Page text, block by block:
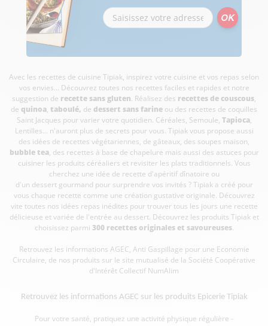
Avec les recettes de cuisine Tipiak, inspirez votre cuisine et vos repas selon
vos envies... Découvrez toutes nos recettes faciles et rapides et notre
suggestion de recette sans gluten. Réalisez des recettes de couscous,
de quinoa, taboulé, de dessert sans farine ou des recettes de coquilles
Saint Jacques pour varier votre quotidien. Céréales, Semoule, Tapioca,
Lentilles... n'auront plus de secrets pour vous. Tipiak vous propose aussi
des idées de recettes végétariennes, de gâteaux, des soupes maison,
bubble tea, des recettes à base de chapelure mais aussi des astuces pour
cuisiner les produits céréaliers et revisiter les plats traditionnels. Vous
cherchez une idée de recette d'apéritif dînatoire ou
d'un dessert gourmand pour surprendre vos invités ? Tipiak a créé pour
vous chaque recette comme une création gustative originale. Découvrez
vite toutes nos idées repas inédites pour trouver tous les jours une recette
délicieuse et variée de l'entrée au dessert. Découvrez les produits Tipiak et
choisissez parmi 300 recettes originales et savoureuses.
Retrouvez les informations AGEC, Anti Gaspillage pour une Economie
Circulaire, de nos produits sur le site mutualisé de la Société Coopérative
d'Intérêt Collectif NumAlim
Retrouvez les informations AGEC sur les produits Epicerie Tipiak
Pour votre santé, pratiquez une activité physique régulière -